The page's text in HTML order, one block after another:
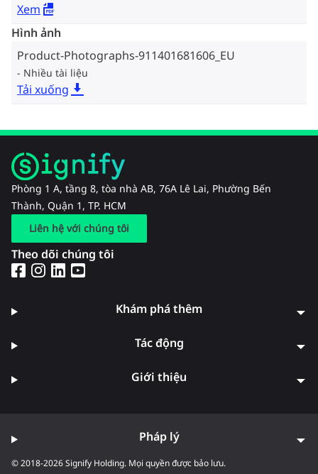
Xem
Hình ảnh
Product-Photographs-911401681606_EU
Nhiều tài liệu
Tải xuống
Phòng 1 A, tầng 8, tòa nhà AB, 76A Lê Lai, Phường Bến
Thành, Quận 1, TP. HCM
Liên hệ với chúng tôi
Theo dõi chúng tôi
Khám phá thêm
Tác động
Giới thiệu
© 2018-2026 Signify Holding. Mọi quyền được bảo lưu.
Pháp lý